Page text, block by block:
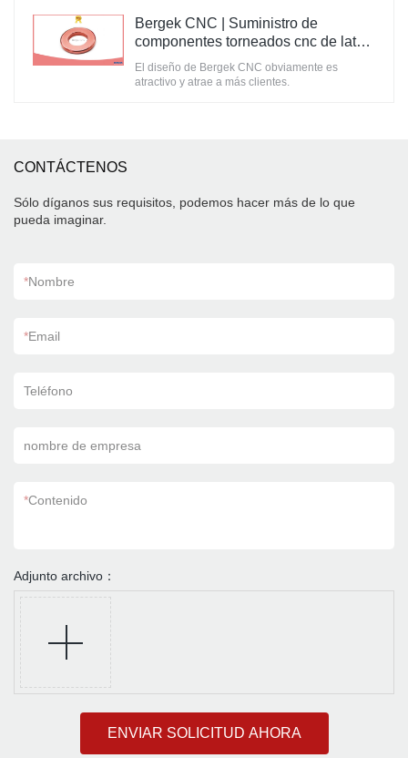
Bergek CNC | Suministro de
componentes torneados cnc de latón
personalizados
El diseño de Bergek CNC obviamente es
atractivo y atrae a más clientes.
CONTÁCTENOS
Sólo díganos sus requisitos, podemos hacer más de lo que
pueda imaginar.
*Nombre
*Email
Teléfono
nombre de empresa
*Contenido
Adjunto archivo：
ENVIAR SOLICITUD AHORA